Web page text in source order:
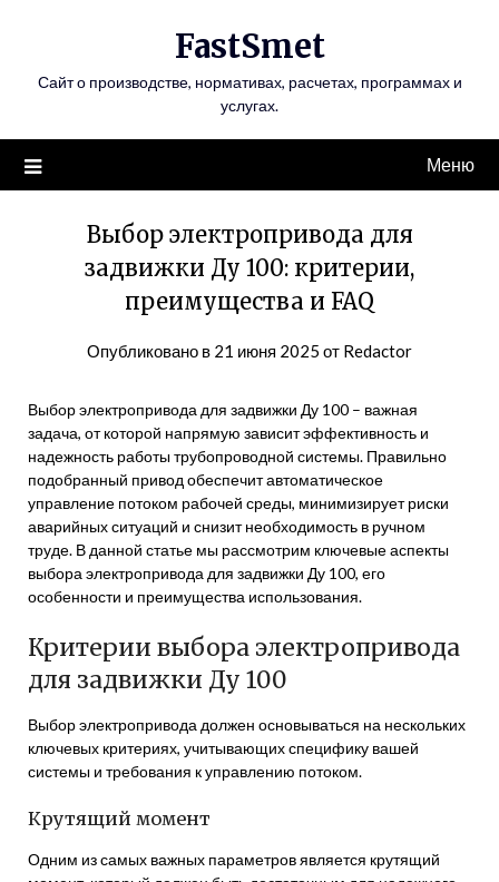
FastSmet
Сайт о производстве, нормативах, расчетах, программах и
услугах.
Меню
Выбор электропривода для
задвижки Ду 100: критерии,
преимущества и FAQ
Опубликовано в 21 июня 2025 от Redactor
Выбор электропривода для задвижки Ду 100 – важная
задача, от которой напрямую зависит эффективность и
надежность работы трубопроводной системы. Правильно
подобранный привод обеспечит автоматическое
управление потоком рабочей среды, минимизирует риски
аварийных ситуаций и снизит необходимость в ручном
труде. В данной статье мы рассмотрим ключевые аспекты
выбора электропривода для задвижки Ду 100, его
особенности и преимущества использования.
Критерии выбора электропривода
для задвижки Ду 100
Выбор электропривода должен основываться на нескольких
ключевых критериях, учитывающих специфику вашей
системы и требования к управлению потоком.
Крутящий момент
Одним из самых важных параметров является крутящий